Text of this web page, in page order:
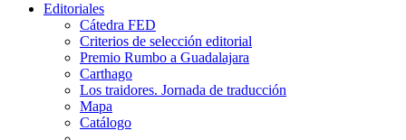
Editoriales
Cátedra FED
Criterios de selección editorial
Premio Rumbo a Guadalajara
Carthago
Los traidores. Jornada de traducción
Mapa
Catálogo